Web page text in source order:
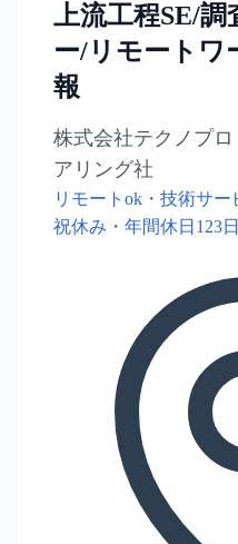
上流工程SE/調
ー/リモートワ
報
株式会社テクノプ
アリング社
リモートok・技術サー
祝休み・年間休日123日